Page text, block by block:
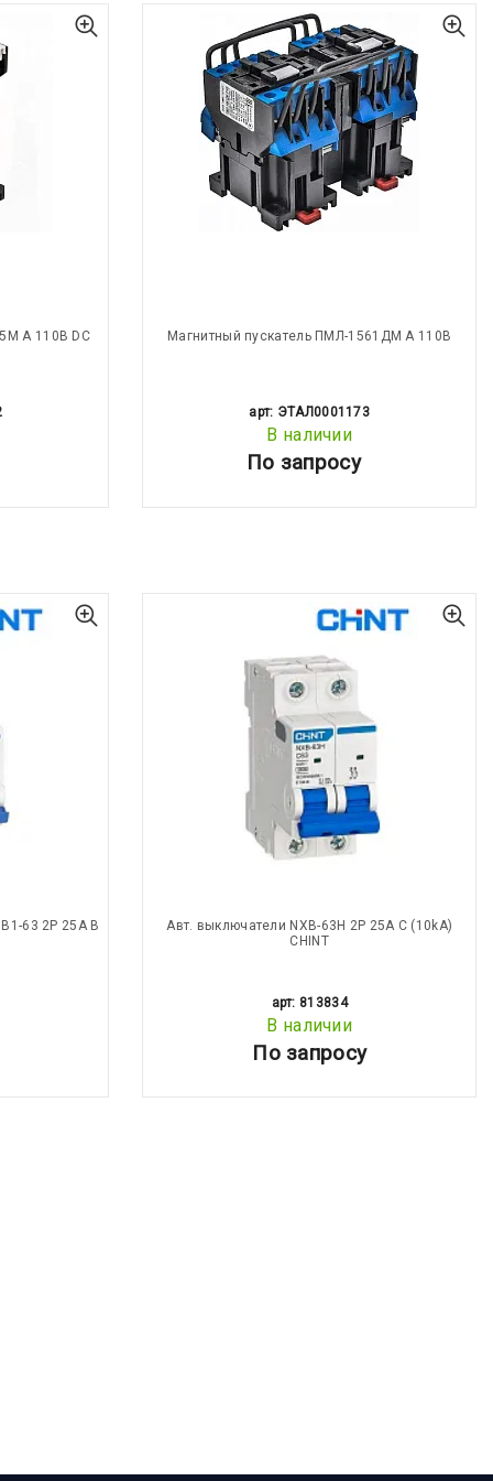
А 110В DC Магнитный пускатель ПМЛ-1561ДМ А 110В
арт: ЭТАЛ0001173
В наличии
По запросу
63 2P 25A B
Авт. выключатели NXB-63H 2P 25A С (10kA)
CHINT
арт: 813834
В наличии
По запросу